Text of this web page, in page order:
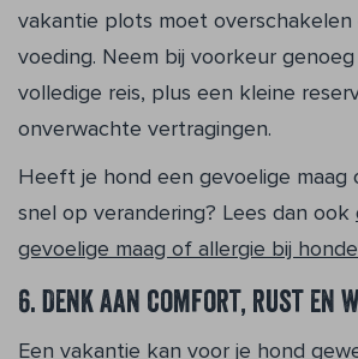
vakantie plots moet
voeding. Neem bij voorkeur
volledige reis, plus een kleine
onverwachte vertragingen.
Heeft je hond een gevoelige maag
snel op verandering? Lees dan ook
gevoelige maag of allergie bij
6. Denk aan comfort, rust en
Een vakantie kan voor je hond